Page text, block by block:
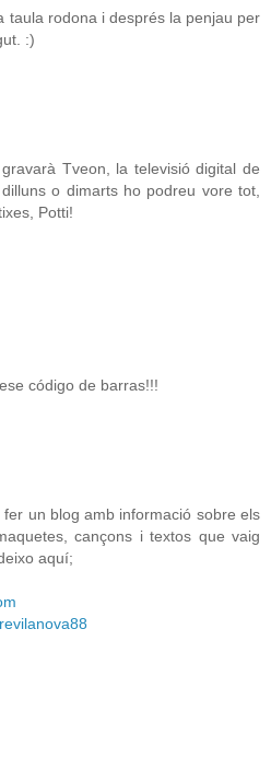
taula rodona i després la penjau per
:)
Tveon, la televisió digital de
o dimarts ho podreu vore tot,
Potti!
código de barras!!!
un blog amb informació sobre els
cançons i textos que vaig
aquí;